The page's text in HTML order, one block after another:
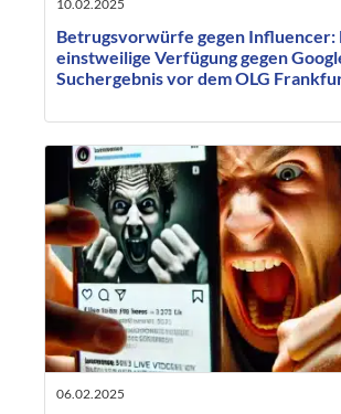
10.02.2025
Betrugsvorwürfe gegen
einstweilige Verfügung gegen
Suchergebnis vor dem OLG
06.02.2025